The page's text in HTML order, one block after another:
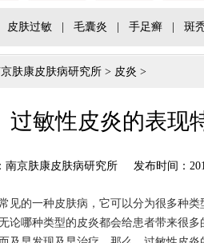
皮肤过敏 毛囊炎 手足癣 斑
肤康皮肤病研究所 > 皮炎 >
过敏性皮炎的表现
南京肤康皮肤病研究所 发布时间：
见的一种皮肤病，它可以分为很多种
论哪种类型的皮炎都会给患者带来很